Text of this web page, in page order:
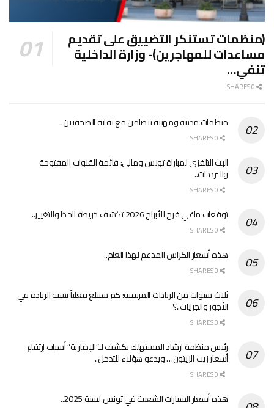
(منظمات تستنكر التضييق على تقديم
مساعدات للمهاجرين)- وزارة الداخلية
تنفي…
منظمات مدنية ومهنية تتضامن مع نقابة الصحفيين..
البث التلفزي لمباراة تونس ومالي: قائمة القنوات المفتوحة
والترددات..
توقعات ماغي فرح للأبراج 2026 تكشف خريطة الحظ والتغيير..
هذه أسعار الكراس المدعم لهذا العام..
ثلاث سنوات من الزيادات المرتقبة: كم ستبلغ فعلياً نسبة الزيادة في
الأجور والجرايات..؟
رئيس منظمة ارشاد المستهلك يكشف لـ”الإخبارية” أسباب إرتفاع
أسعار زيت الزيتون… ويدعو هؤلاء للتدخل..
هذه أسعار السيارات الشعبية في تونس لسنة 2025..